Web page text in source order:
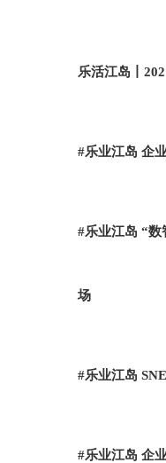
乐活江岛丨
#乐业江岛 企
#乐业江岛 “
场
#乐业江岛
#乐业江岛 企